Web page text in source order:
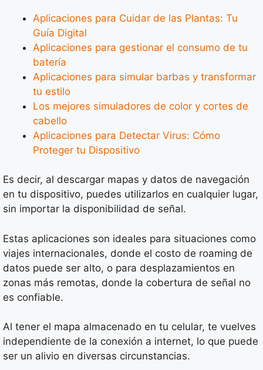
Aplicaciones para Cuidar de las Plantas: Tu
Guía Digital
Aplicaciones para gestionar el consumo de tu
batería
Aplicaciones para simular barbas y transformar
tu estilo
Los mejores simuladores de color y cortes de
cabello
Aplicaciones para Detectar Virus: Cómo
Proteger tu Dispositivo
Es decir, al descargar mapas y datos de navegación
en tu dispositivo, puedes utilizarlos en cualquier lugar,
sin importar la disponibilidad de señal.
Estas aplicaciones son ideales para situaciones como
viajes internacionales, donde el costo de roaming de
datos puede ser alto, o para desplazamientos en
zonas más remotas, donde la cobertura de señal no
es confiable.
Al tener el mapa almacenado en tu celular, te vuelves
independiente de la conexión a internet, lo que puede
ser un alivio en diversas circunstancias.